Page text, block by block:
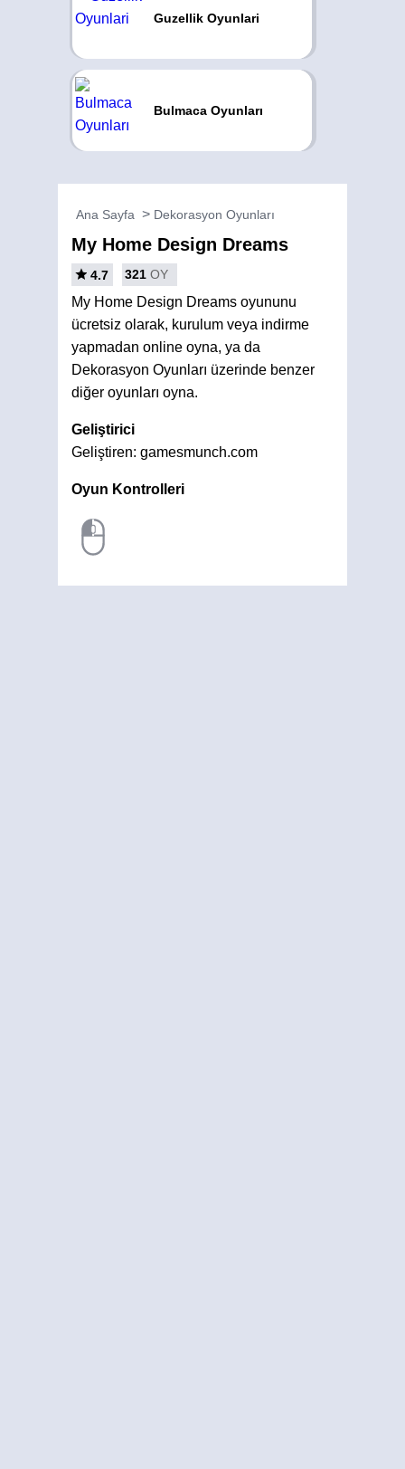
Guzellik Oyunlari
Bulmaca Oyunları
Ana Sayfa Dekorasyon Oyunları
My Home Design Dreams
4.7 321 OY
My Home Design Dreams oyununu
ücretsiz olarak, kurulum veya indirme
yapmadan online oyna, ya da
Dekorasyon Oyunları üzerinde benzer
diğer oyunları oyna.
Geliştirici
Geliştiren: gamesmunch.com
Oyun Kontrolleri